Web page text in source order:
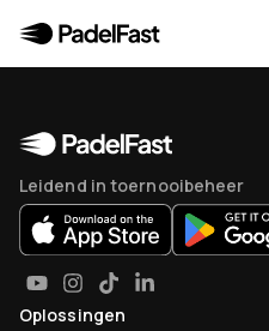
Leidend in toernooibeheer
Oplossingen